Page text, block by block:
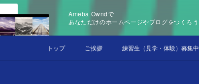
Ameba Owndで
あなただけのホームページやブログをつくろう
トップ ご挨拶 練習生（見学・体験）募集中